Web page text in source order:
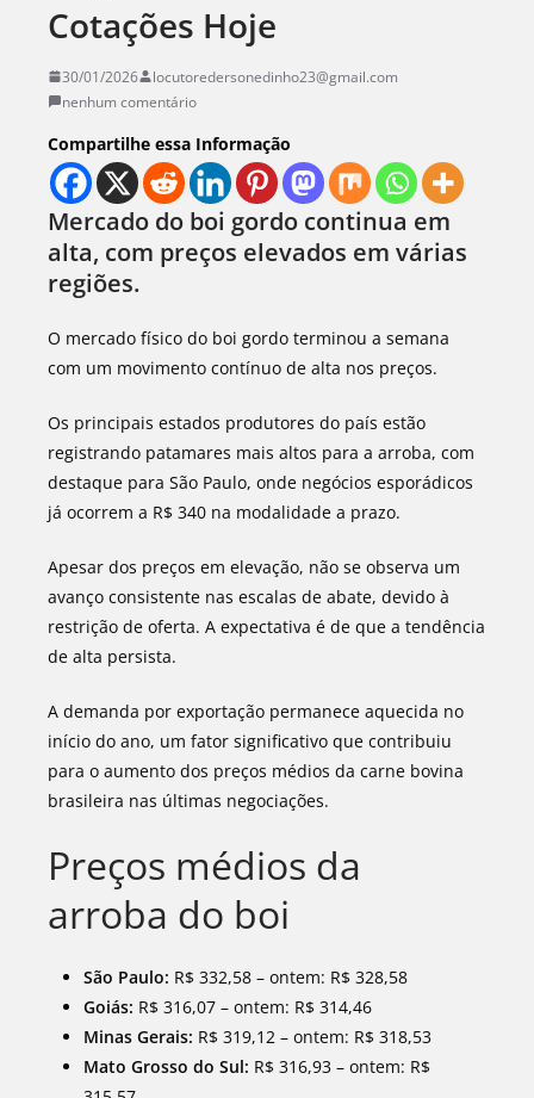
Cotações Hoje
30/01/2026
locutoredersonedinho23@gmail.com
nenhum comentário
Compartilhe essa Informação
Mercado do boi gordo continua em
alta, com preços elevados em várias
regiões.
O mercado físico do boi gordo terminou a semana
com um movimento contínuo de alta nos preços.
Os principais estados produtores do país estão
registrando patamares mais altos para a arroba, com
destaque para São Paulo, onde negócios esporádicos
já ocorrem a R$ 340 na modalidade a prazo.
Apesar dos preços em elevação, não se observa um
avanço consistente nas escalas de abate, devido à
restrição de oferta. A expectativa é de que a tendência
de alta persista.
A demanda por exportação permanece aquecida no
início do ano, um fator significativo que contribuiu
para o aumento dos preços médios da carne bovina
brasileira nas últimas negociações.
Preços médios da
arroba do boi
São Paulo: R$ 332,58 – ontem: R$ 328,58
Goiás: R$ 316,07 – ontem: R$ 314,46
Minas Gerais: R$ 319,12 – ontem: R$ 318,53
Mato Grosso do Sul: R$ 316,93 – ontem: R$